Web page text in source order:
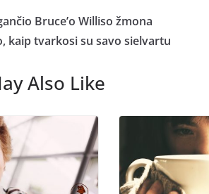
Bruce’o Williso žmona
kaip tvarkosi su savo sielvartu
Also Like